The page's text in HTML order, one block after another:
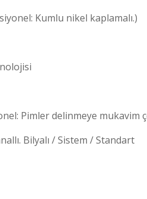
Kumlu nikel kaplamalı.)
Pimler delinmeye mukavim
Bilyalı / Sistem / Standart